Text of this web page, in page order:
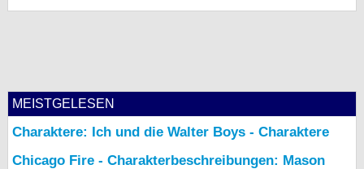
MEISTGELESEN
Charaktere: Ich und die Walter Boys - Charaktere
Chicago Fire - Charakterbeschreibungen: Mason